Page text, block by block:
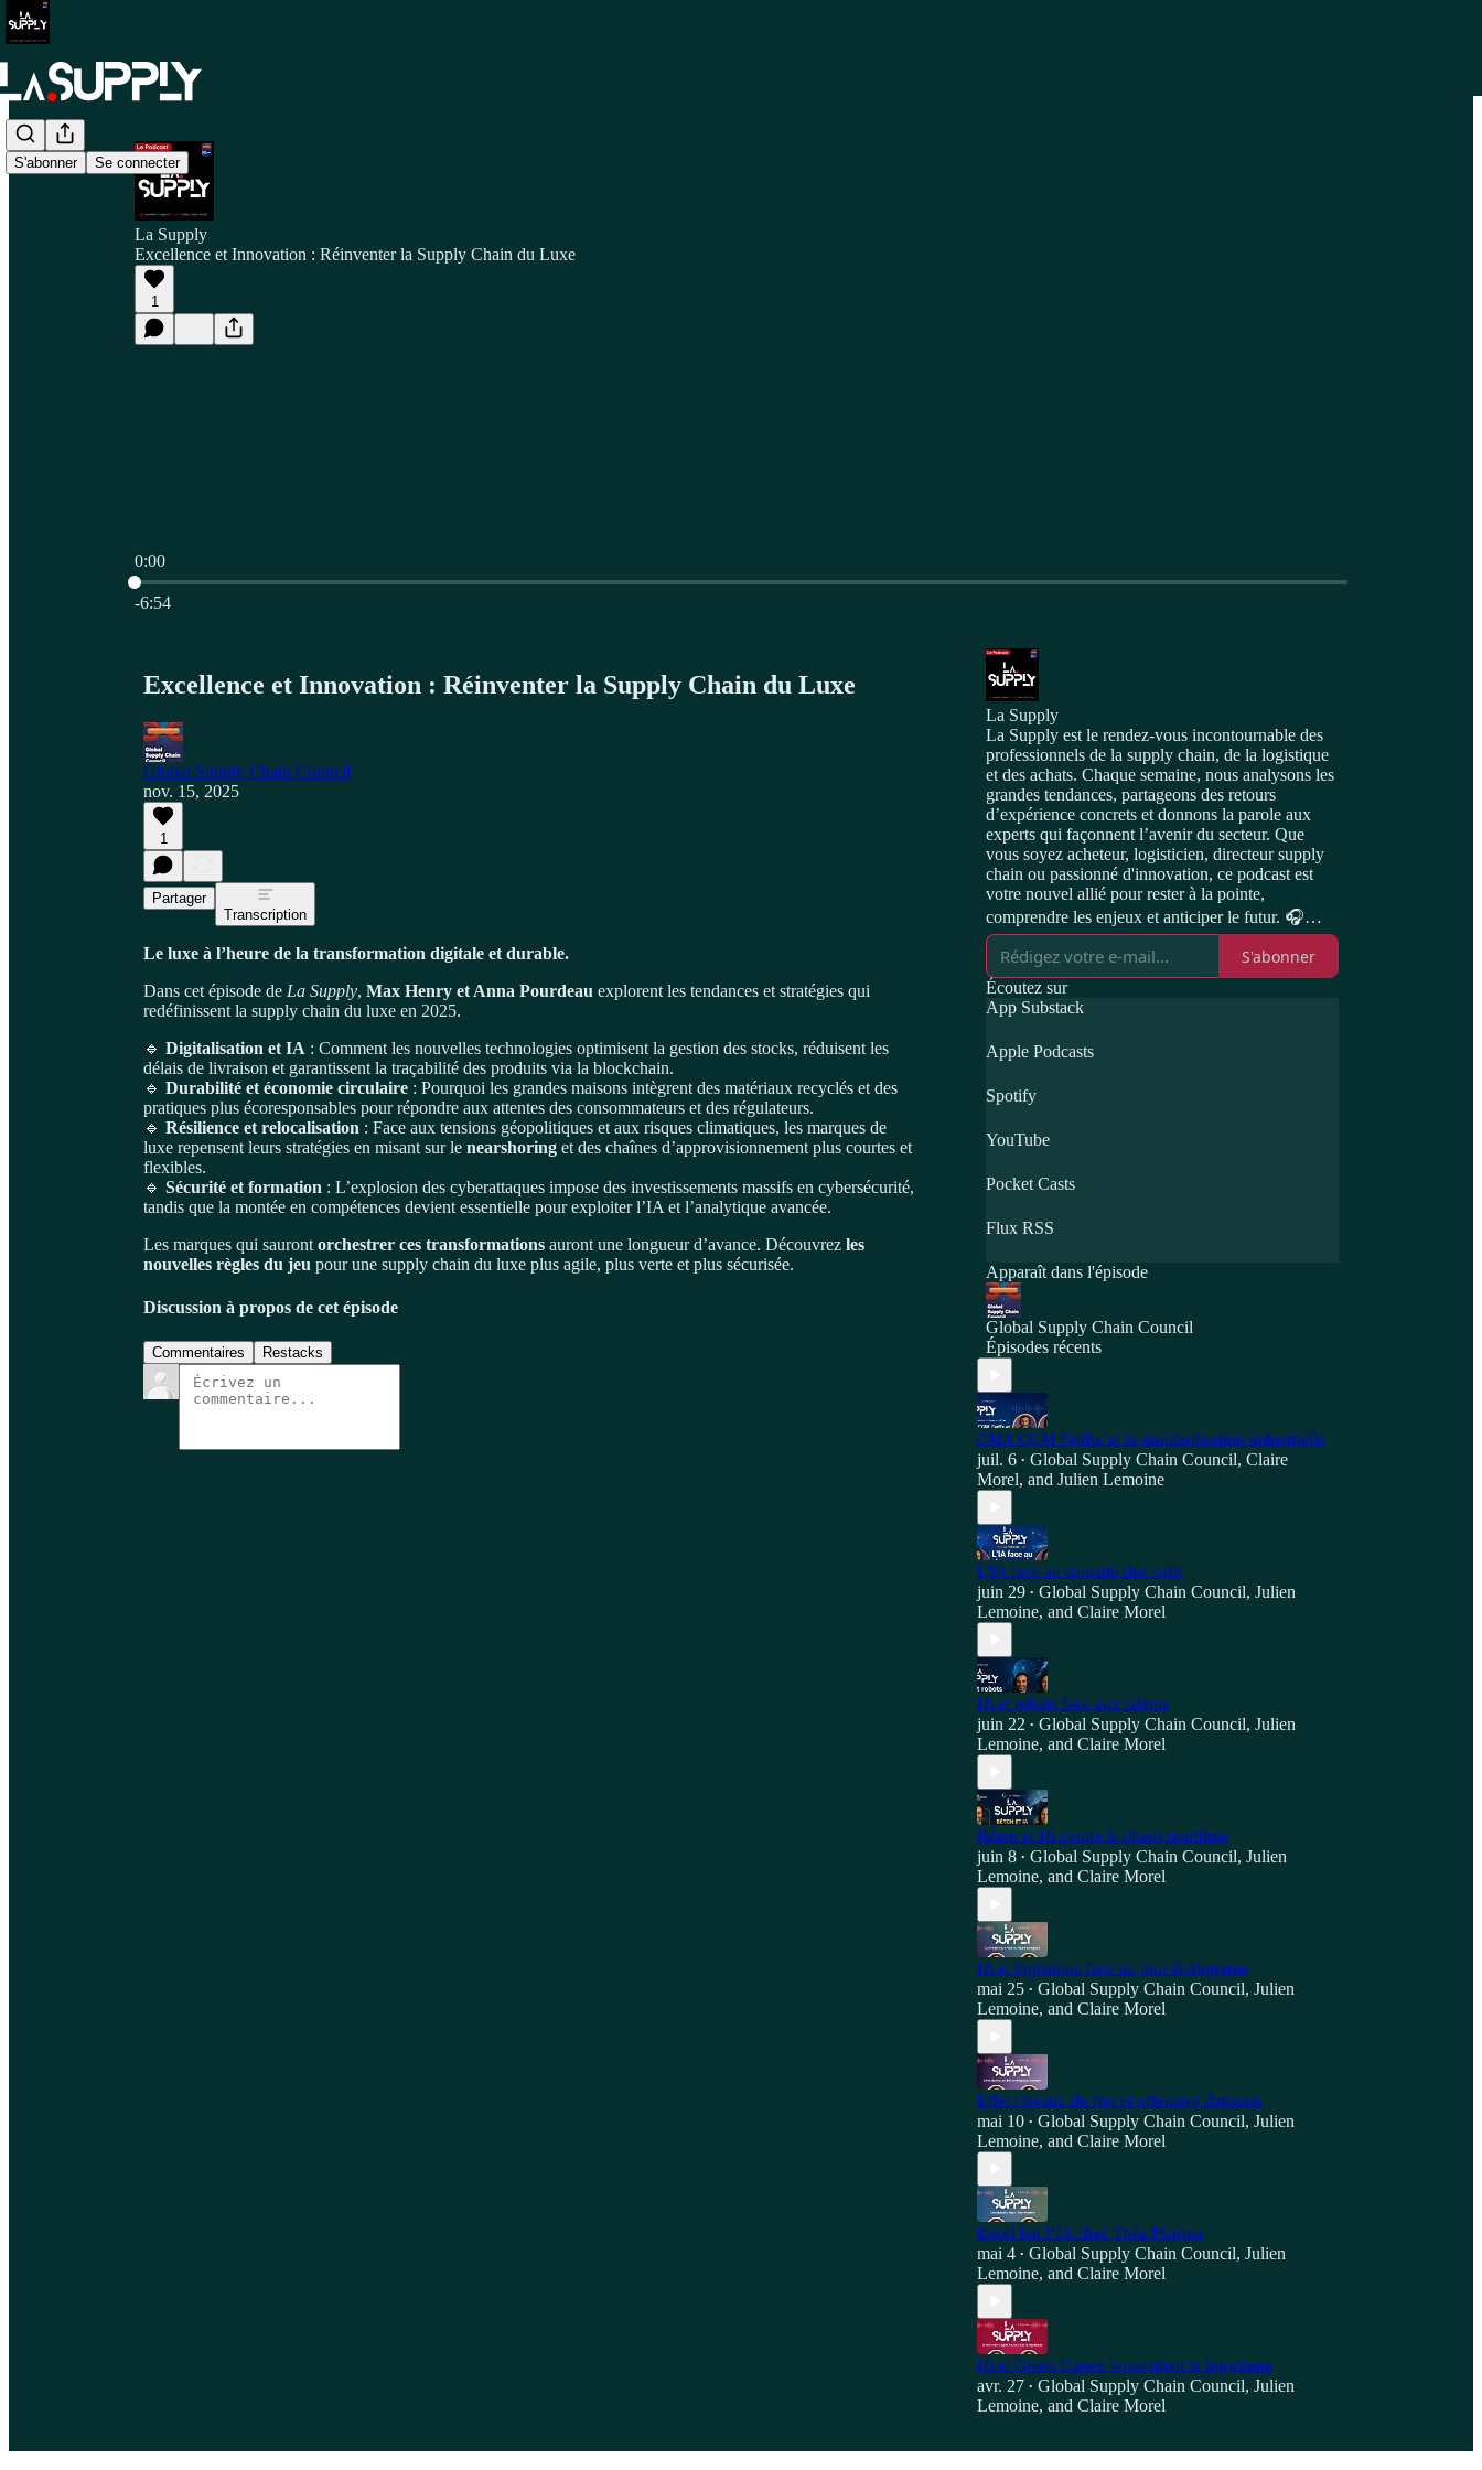
S'abonner Se connecter
La Supply
Excellence et Innovation : Réinventer la Supply Chain du Luxe
1
0:00
Heure actuelle: 0:00 / Temps total: -6:54
-6:54
Excellence et Innovation : Réinventer la Supply Chain du Luxe
Global Supply Chain Council
nov. 15, 2025
1
Partager
Transcription
Le luxe à l’heure de la transformation digitale et durable.
Dans cet épisode de La Supply, Max Henry et Anna Pourdeau explorent les tendances et stratégies qui
redéfinissent la supply chain du luxe en 2025.
🔹 Digitalisation et IA : Comment les nouvelles technologies optimisent la gestion des stocks, réduisent les
délais de livraison et garantissent la traçabilité des produits via la blockchain.
🔹 Durabilité et économie circulaire : Pourquoi les grandes maisons intègrent des matériaux recyclés et des
pratiques plus écoresponsables pour répondre aux attentes des consommateurs et des régulateurs.
🔹 Résilience et relocalisation : Face aux tensions géopolitiques et aux risques climatiques, les marques de
luxe repensent leurs stratégies en misant sur le nearshoring et des chaînes d’approvisionnement plus courtes et
flexibles.
🔹 Sécurité et formation : L’explosion des cyberattaques impose des investissements massifs en cybersécurité,
tandis que la montée en compétences devient essentielle pour exploiter l’IA et l’analytique avancée.
Les marques qui sauront orchestrer ces transformations auront une longueur d’avance. Découvrez les
nouvelles règles du jeu pour une supply chain du luxe plus agile, plus verte et plus sécurisée.
Discussion à propos de cet épisode
Commentaires Restacks
La Supply
La Supply est le rendez-vous incontournable des
professionnels de la supply chain, de la logistique
et des achats. Chaque semaine, nous analysons les
grandes tendances, partageons des retours
d’expérience concrets et donnons la parole aux
experts qui façonnent l’avenir du secteur. Que
vous soyez acheteur, logisticien, directeur supply
chain ou passionné d'innovation, ce podcast est
votre nouvel allié pour rester à la pointe,
comprendre les enjeux et anticiper le futur. 🎧
Nouveaux épisodes chaque semaine!
S'abonner
Écoutez sur
App Substack
Apple Podcasts
Spotify
YouTube
Pocket Casts
Flux RSS
Apparaît dans l'épisode
Global Supply Chain Council
Épisodes récents
CMA CGM FedEx et la standardisation industrielle
juil. 6 • Global Supply Chain Council, Claire
Morel, and Julien Lemoine
L'IA face au tsunami des colis
juin 29 • Global Supply Chain Council, Julien
Lemoine, and Claire Morel
IA et robots face aux talents
juin 22 • Global Supply Chain Council, Julien
Lemoine, and Claire Morel
Béton et IA contre le chaos maritime
juin 8 • Global Supply Chain Council, Julien
Lemoine, and Claire Morel
IA et logistique face au mur écologique
mai 25 • Global Supply Chain Council, Julien
Lemoine, and Claire Morel
Effet ciseaux du fret et offensive Amazon
mai 10 • Global Supply Chain Council, Julien
Lemoine, and Claire Morel
Excel bat l’IA chez Théa Pharma
mai 4 • Global Supply Chain Council, Julien
Lemoine, and Claire Morel
IA et Green Capex bousculent la logistique
avr. 27 • Global Supply Chain Council, Julien
Lemoine, and Claire Morel